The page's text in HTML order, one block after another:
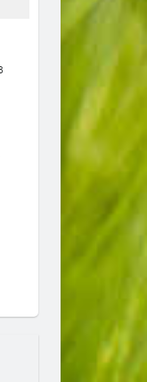
Георгиев,
Върбица край
в бунище